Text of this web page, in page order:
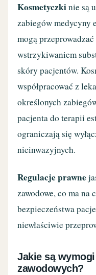
Kosmetyczkinie są
zabiegów medycyny
mogą
wstrzykiwaniem
skóry pacjentów.
współpracować z
określonych
pacjenta do terapii
ograniczają się
nieinwazyjnych.
Regulacje prawne
zawodowe, co ma na
bezpieczeństwa
niewłaściwie
Jakie są
zawodowych?